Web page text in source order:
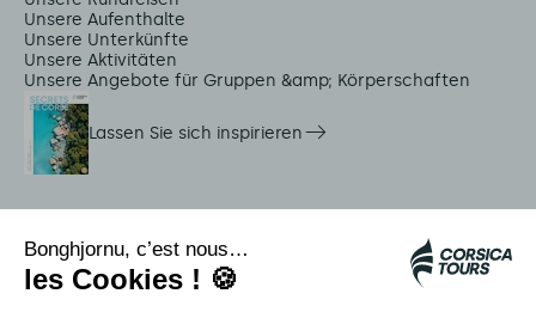
Unsere Aufenthalte
Unsere Unterkünfte
Unsere Aktivitäten
Unsere Angebote für Gruppen &amp; Körperschaften
Lassen Sie sich inspirieren
Citadina Shuttles
Quallenalarm
Autocars rapides bleus